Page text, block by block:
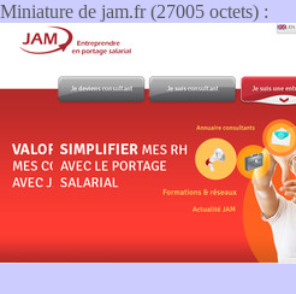
Miniature de jam.fr (27005 octets) :